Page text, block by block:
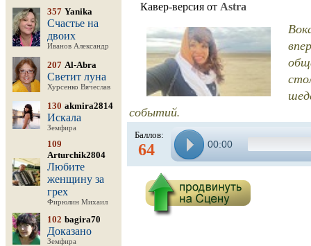
357 Yanika
Счастье на
двоих
Иванов Александр
207 Al-Abra
Светит луна
Хурсенко Вячеслав
130 akmira2814
Искала
Земфира
109
Arturchik2804
Любите
женщину за
грех
Фирюлин Михаил
102 bagira70
Доказано
Земфира
Кавер-версия от Astra
событий.
Баллов:
64 00:00